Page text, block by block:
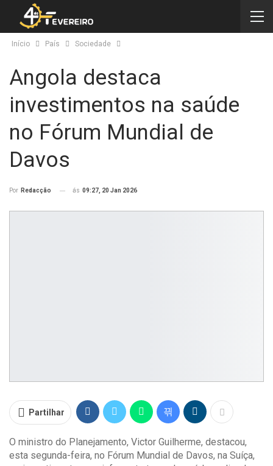
Início País Sociedade
Angola destaca
investimentos na saúde
no Fórum Mundial de
Davos
Por Redacção ás 09:27, 20 Jan 2026
Partilhar
O ministro do Planejamento, Victor Guilherme, destacou,
esta segunda-feira, no Fórum Mundial de Davos, na Suíça,